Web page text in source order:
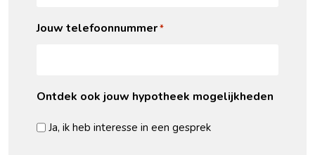
Jouw telefoonnummer*
Ontdek ook jouw hypotheek mogelijkheden
Ja, ik heb interesse in een gesprek